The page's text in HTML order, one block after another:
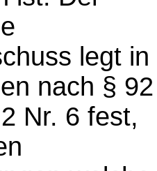
legt in
nach § 92
Nr. 6 fest,